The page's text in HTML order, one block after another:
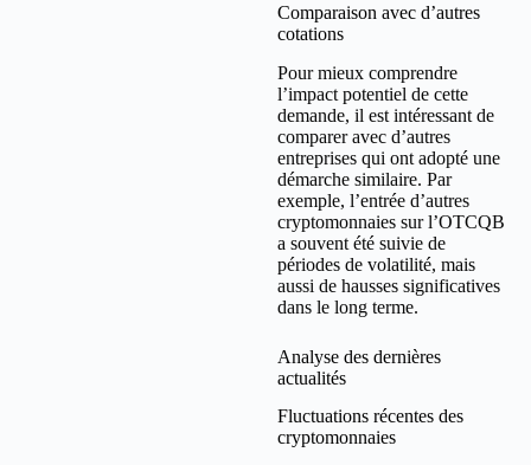
Comparaison avec d’autres
cotations
Pour mieux comprendre
l’impact potentiel de cette
demande, il est intéressant de
comparer avec d’autres
entreprises qui ont adopté une
démarche similaire. Par
exemple, l’entrée d’autres
cryptomonnaies sur l’OTCQB
a souvent été suivie de
périodes de volatilité, mais
aussi de hausses significatives
dans le long terme.
Analyse des dernières
actualités
Fluctuations récentes des
cryptomonnaies